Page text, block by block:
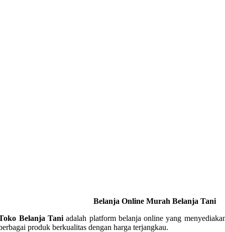
Belanja Online Murah Belanja Tani
Belanja Taniadalah platform belanja online yang
produk berkualitas dengan harga terjangkau.